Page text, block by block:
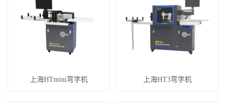
上海HTmini弯字机 上海HT3弯字机